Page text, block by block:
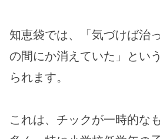
知恵袋では、「気づけば治
の間にか消えていた」とい
られます。
これは、チックが一時的な